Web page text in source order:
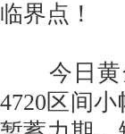
临界点！
今日黄金
4720区间